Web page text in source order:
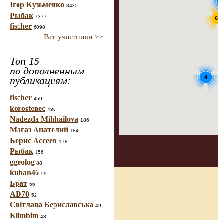
Ігор Кузьменко 8485
Рыбак 7377
fischer 6098
Все участники >>
Топ 15
по дополненным
публикациям:
fischer 459
korostenec 436
Nadezda Mihhailova 186
Магаз Анатолий 184
Борис Ассеев 178
Рыбак 156
ggeolog 88
kuban46 59
Брат 56
AD70 52
Світлана Бериславська 49
Klimbim 48
4